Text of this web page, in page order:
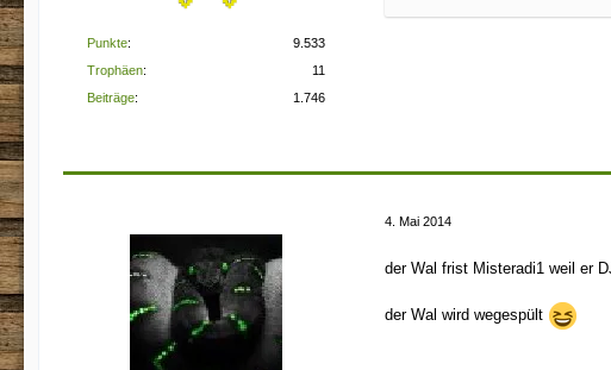
Punkte
9.533
Trophäen
11
Beiträge
1.746
4. Mai 2014
der Wal frist Misteradi1 weil er
der Wal wird wegespült